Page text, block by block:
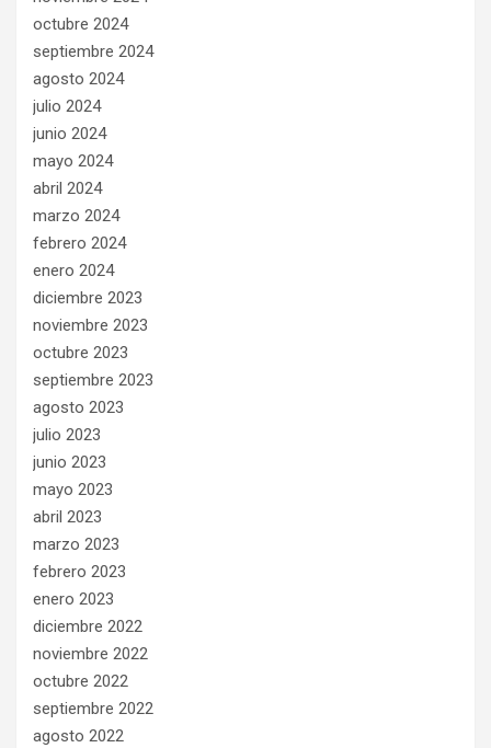
octubre 2024
septiembre 2024
agosto 2024
julio 2024
junio 2024
mayo 2024
abril 2024
marzo 2024
febrero 2024
enero 2024
diciembre 2023
noviembre 2023
octubre 2023
septiembre 2023
agosto 2023
julio 2023
junio 2023
mayo 2023
abril 2023
marzo 2023
febrero 2023
enero 2023
diciembre 2022
noviembre 2022
octubre 2022
septiembre 2022
agosto 2022